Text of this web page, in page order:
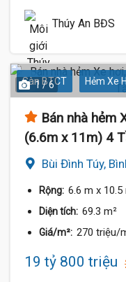
Thúy An BĐS
Sàn BTCT Hẻm Xe
1 / 6
Bán nhà hẻm
(6.6m x 11m) 4
Bùi Đình Túy,
Rộng: 6.6 m x 10.5
Diện tích: 69.3 m²
Giá/m²: 270 triệu/
19 tỷ 800 triệu